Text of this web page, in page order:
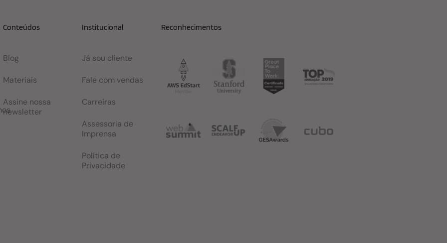
Conteúdos
Blog
Materiais
Assine nossa
newsletter
Institucional
Já sou cliente
Fale com vendas
Carreiras
Assessoria de
Imprensa
Política de
Privacidade
Reconhecimentos